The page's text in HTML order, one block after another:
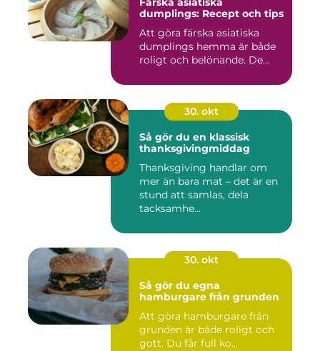
dumplings: Recept och tips
Att göra färska asiatiska
dumplings hemma är både
roligt och belönande. De...
30. okt
Så gör du en klassisk
thanksgivingmiddag
Thanksgiving handlar om
mer än bara mat – det är en
stund att samlas, dela
tacksamhe...
30. okt
Så gör du egna
hamburgare från grunden
Att göra hamburgare från
grunden är både roligt och
gott. Du får full ko...